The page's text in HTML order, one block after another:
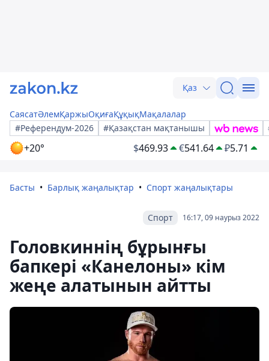
Қаз
СаясатӘлемҚаржыОқиғаҚұқықМақалалар
#Референдум-2026
#Қазақстан мақтанышы
+20° $469.93 €541.64 ₽5.71
Басты Барлық жаңалықтар Спорт жаңалықтары
16:17, 09 наурыз 2022
Спорт
Головкиннің бұрынғы
бапкері «Канелоны» кім
жеңе алатынын айтты